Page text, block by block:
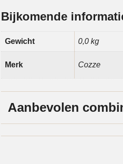
Bijkomende
Gewicht 0,0 kg
Merk Cozze
Aanbevolen